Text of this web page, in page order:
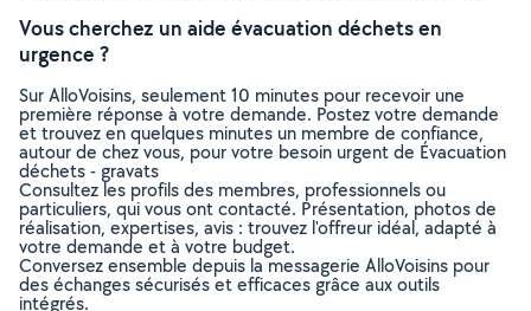
Vous cherchez un aide évacuation déchets en
urgence ?
Sur AlloVoisins, seulement 10 minutes pour recevoir une
première réponse à votre demande. Postez votre demande
et trouvez en quelques minutes un membre de confiance,
autour de chez vous, pour votre besoin urgent de Évacuation
déchets - gravats
Consultez les profils des membres, professionnels ou
particuliers, qui vous ont contacté. Présentation, photos de
réalisation, expertises, avis : trouvez l'offreur idéal, adapté à
votre demande et à votre budget.
Conversez ensemble depuis la messagerie AlloVoisins pour
des échanges sécurisés et efficaces grâce aux outils
intégrés.